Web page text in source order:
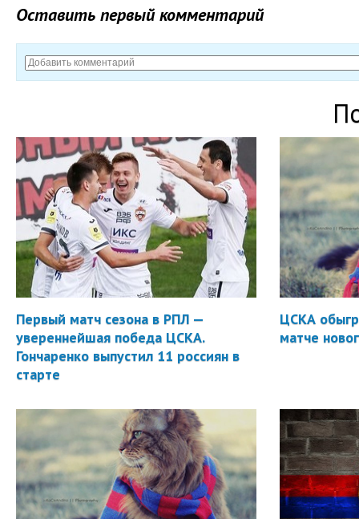
Оставить первый комментарий
Первый матч сезона в РПЛ —
увереннейшая победа ЦСКА.
Гончаренко выпустил 11 россиян в
старте
ЦСКА
матче